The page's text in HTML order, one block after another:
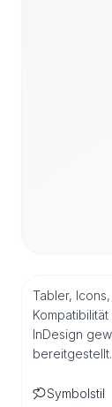
Tabler,
InDesign
bereitgestellt.
Symbolstil